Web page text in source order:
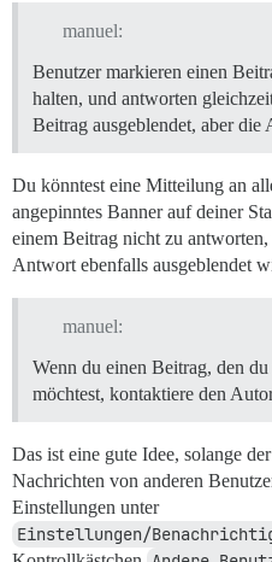
manuel:
Benutzer markieren einen
halten, und antworten
Beitrag ausgeblendet, aber die
Du könntest eine Mitteilung an
angepinntes Banner auf deiner
einem Beitrag nicht zu
Antwort ebenfalls ausgeblendet
manuel:
Wenn du einen Beitrag, den
möchtest, kontaktiere den
Das ist eine gute Idee, solange
Nachrichten von anderen
Einstellungen unter
Einstellungen/